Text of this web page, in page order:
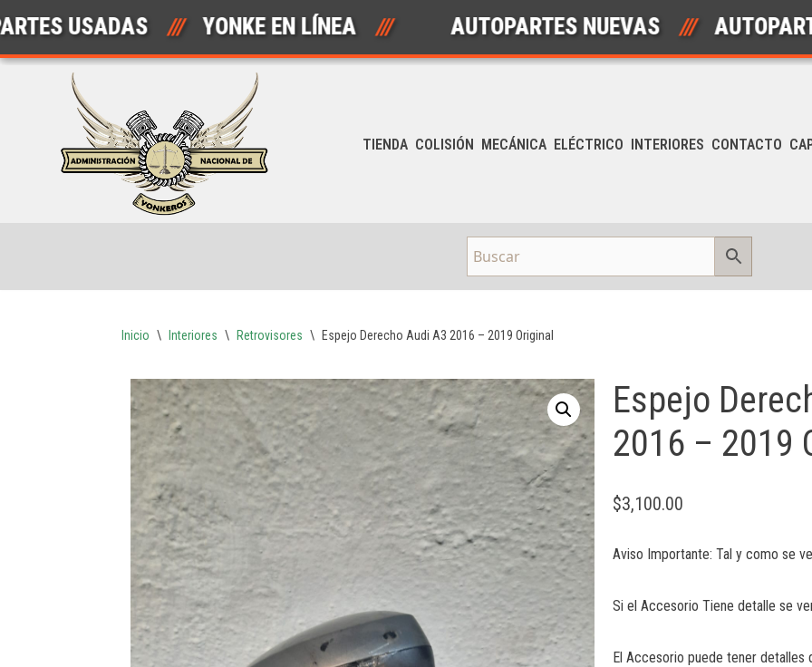
Saltar
/// YONKE EN LÍNEA /// AUTOPARTES NUEVAS /// AUTOPARTES
TIENDA COLISIÓN MECÁNICA ELÉCTRICO INTERIORES CONTACTO
Inicio \ Interiores \ Retrovisores \ Espejo Derecho Audi A3 2016 – 2019 Original
Espejo
2016 – 2019
$3,100.00
Aviso Importante: Tal y como se
Si el Accesorio Tiene detalle se
El Accesorio puede tener detalles